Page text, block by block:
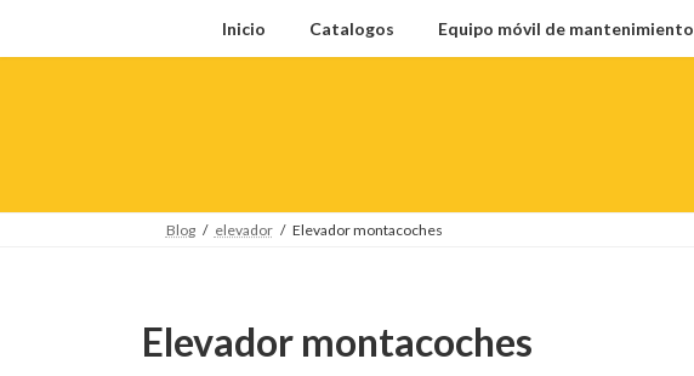
contenido
la
Inicio Catalogos Equipo móvil de mantenimiento
Blog elevador Elevador montacoches
Elevador montacoches